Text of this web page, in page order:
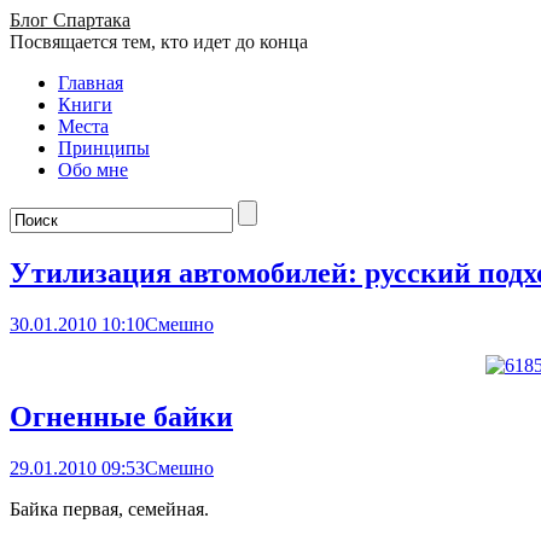
Блог Спартака
Посвящается тем, кто идет до конца
Главная
Книги
Места
Принципы
Обо мне
Утилизация автомобилей: русский
30.01.2010 10:10Смешно
Огненные байки
29.01.2010 09:53Смешно
Байка первая, семейная.